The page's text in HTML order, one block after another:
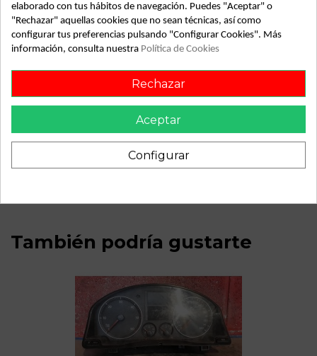
SubSubAlmacén
100030128
ID: 797504
Recambio de centralita confort para volkswagen golf v
berlina (1k1) highline | 10.03 - 12.08 highline | 10.03 - 12.08
referencia OEM IAM 1K0959433BL
También podría gustarte
elaborado con tus hábitos de navegación. Puedes "Aceptar" o
"Rechazar" aquellas cookies que no sean técnicas, así como
configurar tus preferencias pulsando "Configurar Cookies". Más
información, consulta nuestra Política de Cookies
Rechazar
Aceptar
Configurar